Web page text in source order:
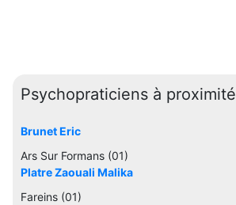
Psychopraticiens à proximité
Brunet Eric
Ars Sur Formans (01)
Platre Zaouali Malika
Fareins (01)